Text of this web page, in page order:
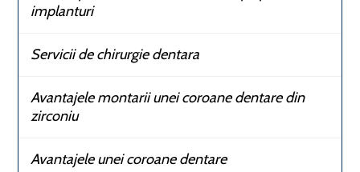
implanturi
Servicii de chirurgie dentara
Avantajele montarii unei coroane dentare din
zirconiu
Avantajele unei coroane dentare